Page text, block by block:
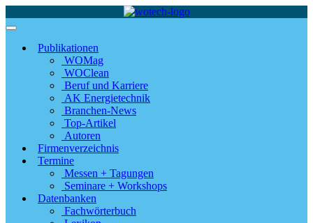
Publikationen
WOMag
WOClean
Beruf und Karriere
AK Energietechnik
Branchen-News
Top-Artikel
Autoren
Firmenverzeichnis
Termine
Messen + Tagungen
Seminare + Workshops
Datenbanken
Fachwörterbuch